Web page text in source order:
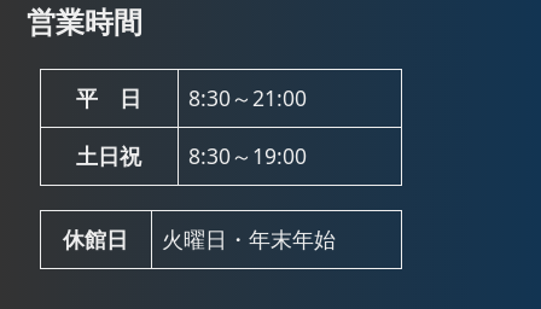
営業時間
平 日
8:30～21:00
土日祝
8:30～19:00
休館日 火曜日・年末年始